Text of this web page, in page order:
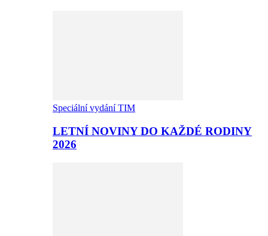
Speciální vydání TIM
LETNÍ NOVINY DO KAŽDÉ RODINY
2026